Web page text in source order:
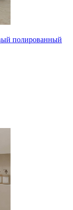
полированный